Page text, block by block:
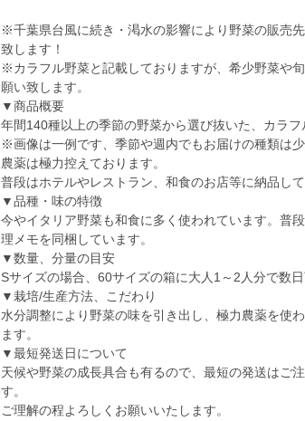
※千葉県台風に続き・渇水の影響により野菜の販売
致します！
※カラフル野菜と記載しておりますが、希少野菜や
願い致します。
▼商品概要
年間140種以上の季節の野菜から選び抜いた、カラフ
※画像は一例です、季節や週内でもお届けの種類は少
農薬は極力控えております。
普段はホテルやレストラン、和食のお店等に納品し
▼品種・味の特徴
今やイタリア野菜も和食に多く使われています。普
理メモを同梱しています。
▼数量、分量の目安
Sサイズの場合、60サイズの箱に大人1～2人分で数
▼栽培/生産方法、こだわり
水分調整により野菜の味を引き出し、極力農薬を使
ます。
▼最短発送日について
天候や野菜の成長具合も有るので、最短の発送はご
す。
ご理解の程よろしくお願いいたします。